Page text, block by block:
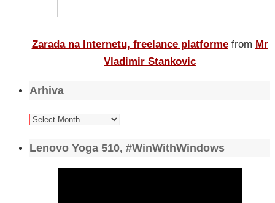
Zarada na Internetu, freelance platforme from Mr
Vladimir Stankovic
Arhiva
Arhiva
Lenovo Yoga 510, #WinWithWindows